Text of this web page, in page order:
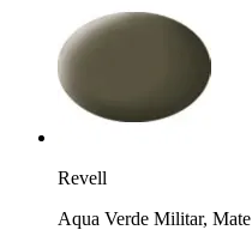
Revell
Aqua Verde Militar, Mate